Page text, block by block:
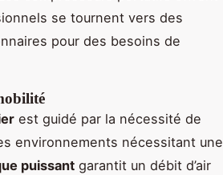
se tournent vers des
pour des besoins de
est guidé par la nécessité de
environnements nécessitant une
puissant garantit un débit d’air